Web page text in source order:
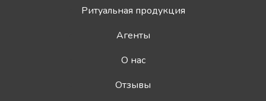
Ритуальная продукция
Агенты
О нас
Отзывы